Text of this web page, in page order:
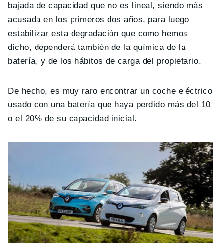
bajada de capacidad que no es lineal, siendo más
acusada en los primeros dos años, para luego
estabilizar esta degradación que como hemos
dicho, dependerá también de la química de la
batería, y de los hábitos de carga del propietario.
De hecho, es muy raro encontrar un coche eléctrico
usado con una batería que haya perdido más del 10
o el 20% de su capacidad inicial.